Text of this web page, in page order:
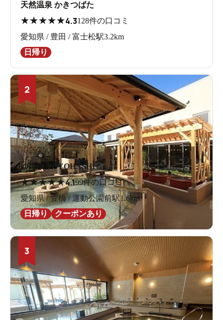
天然温泉 かきつばた
★★★★★4.3128件の口コミ
愛知県 / 豊田 / 富士松駅3.2km
日帰り
2
ゆのゆ TOYOHASHI
★★★★★4.199件の口コミ
愛知県 / 豊橋 / 運動公園前駅1.6km
日帰り
クーポンあり
3